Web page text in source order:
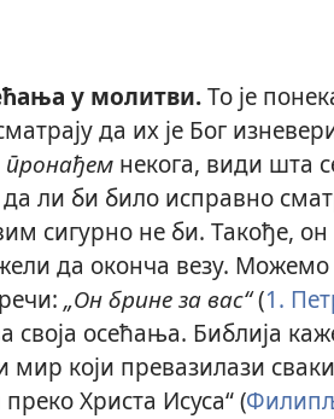
у молитви.То је
да их је Бог
пронађем некога, види шта
ли би било исправно
сигурно не би. Такође,
да оконча везу.
„Он брине за вас“(1.
осећања. Библија
мир који превазилази
Христа Исуса“ (